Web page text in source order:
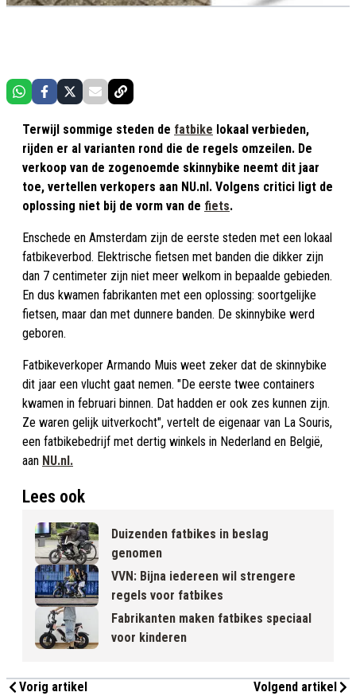
Terwijl sommige steden de fatbike lokaal verbieden,
rijden er al varianten rond die de regels omzeilen. De
verkoop van de zogenoemde skinnybike neemt dit jaar
toe, vertellen verkopers aan NU.nl. Volgens critici ligt de
oplossing niet bij de vorm van de fiets.
Enschede en Amsterdam zijn de eerste steden met een lokaal
fatbikeverbod. Elektrische fietsen met banden die dikker zijn
dan 7 centimeter zijn niet meer welkom in bepaalde gebieden.
En dus kwamen fabrikanten met een oplossing: soortgelijke
fietsen, maar dan met dunnere banden. De skinnybike werd
geboren.
Fatbikeverkoper Armando Muis weet zeker dat de skinnybike
dit jaar een vlucht gaat nemen. "De eerste twee containers
kwamen in februari binnen. Dat hadden er ook zes kunnen zijn.
Ze waren gelijk uitverkocht", vertelt de eigenaar van La Souris,
een fatbikebedrijf met dertig winkels in Nederland en België,
aan NU.nl.
Lees ook
Duizenden fatbikes in beslag
genomen
VVN: Bijna iedereen wil strengere
regels voor fatbikes
Fabrikanten maken fatbikes speciaal
voor kinderen
Vorig artikel
Volgend artikel